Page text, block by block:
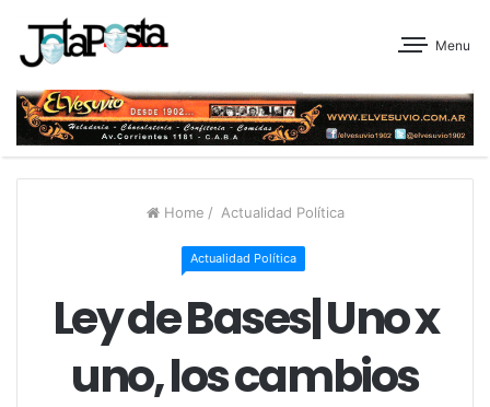
Menu
Home / Actualidad Política
Actualidad Política
Ley de Bases| Uno x
uno, los cambios